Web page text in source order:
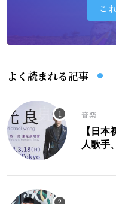
こ
よく読まれる記事
音楽
【日
人歌手